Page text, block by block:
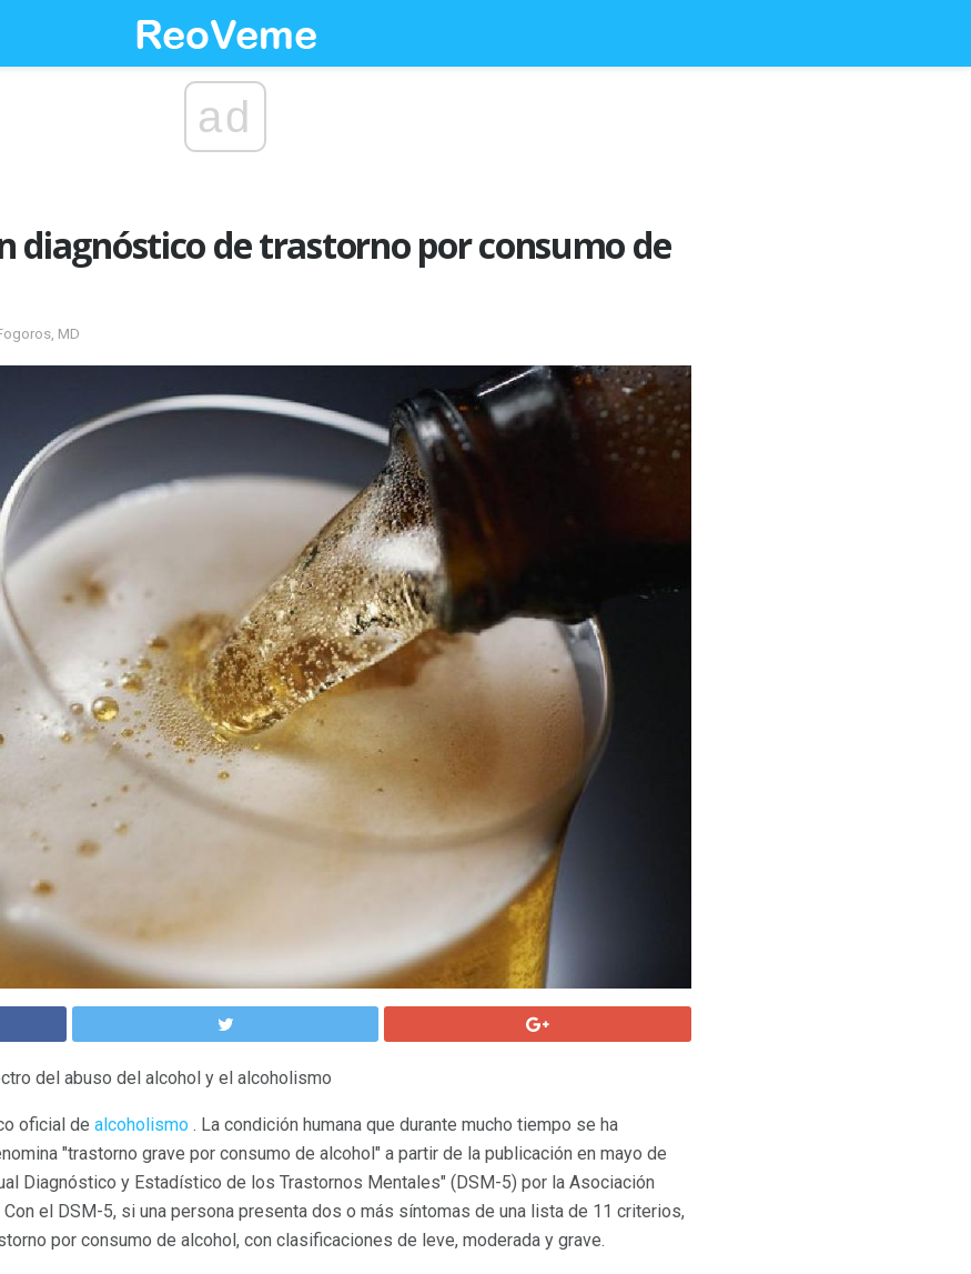
ad
diagnóstico de trastorno por consumo de
MD
del abuso del alcohol y el alcoholismo
oficial de alcoholismo . La condición humana que durante mucho tiempo se ha
"trastorno grave por consumo de alcohol" a partir de la publicación en mayo de
Diagnóstico y Estadístico de los Trastornos Mentales" (DSM-5) por la Asociación
el DSM-5, si una persona presenta dos o más síntomas de una lista de 11 criterios,
por consumo de alcohol, con clasificaciones de leve, moderada y grave.